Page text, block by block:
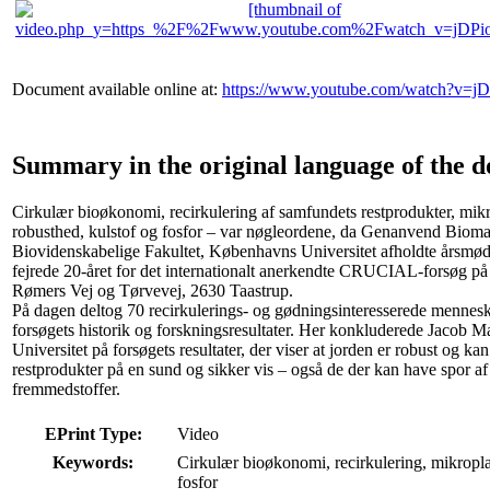
Document available online at: https://www.youtube.com/
Summary in the original language of the
Cirkulær bioøkonomi, recirkulering af samfundets restprodukter,
robusthed, kulstof og fosfor – var nøgleordene, da Genanvend
Biovidenskabelige Fakultet, Københavns Universitet afholdte
fejrede 20-året for det internationalt anerkendte CRUCIAL-forsøg
Rømers Vej og Tørvevej, 2630 Taastrup.
På dagen deltog 70 recirkulerings- og gødningsinteresserede
forsøgets historik og forskningsresultater. Her konkluderede Jacob
Universitet på forsøgets resultater, der viser at jorden er robust og
restprodukter på en sund og sikker vis – også de der kan have spor
fremmedstoffer.
EPrint Type:
Video
Keywords:
Cirkulær bioøkonomi, recirkulering,
fosfor